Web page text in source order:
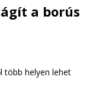
a borús
több helyen lehet